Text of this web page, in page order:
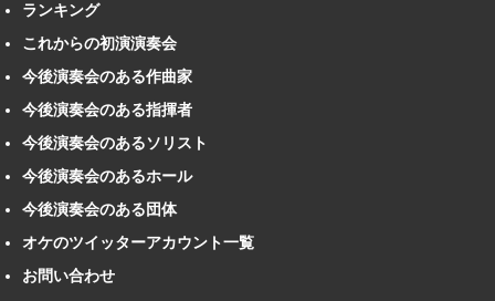
ランキング
これからの初演演奏会
今後演奏会のある作曲家
今後演奏会のある指揮者
今後演奏会のあるソリスト
今後演奏会のあるホール
今後演奏会のある団体
オケのツイッターアカウント一覧
お問い合わせ